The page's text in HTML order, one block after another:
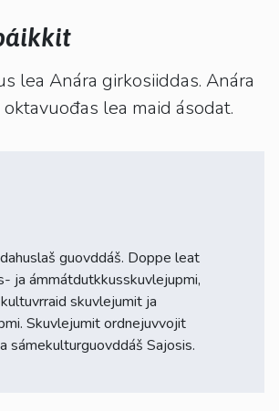
lea Anára girkosiiddas. Anára
lea maid ásodat.
guovddáš. Doppe leat
ja ámmátdutkkusskuvlejupmi,
skuvlejumit ja
Skuvlejumit ordnejuvvojit
sámekulturguovddáš Sajosis.